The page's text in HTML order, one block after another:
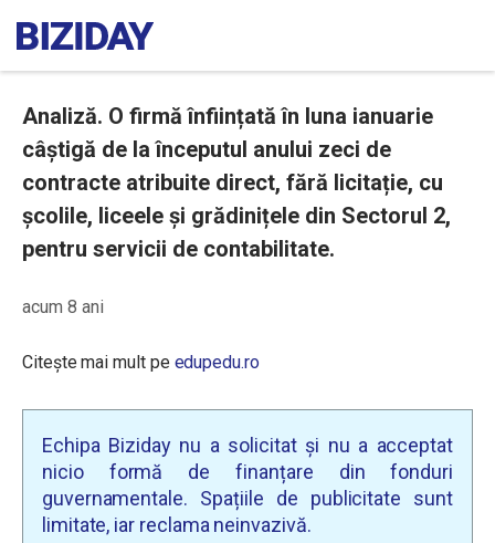
Analiză. O firmă înființată în luna ianuarie
câștigă de la începutul anului zeci de
contracte atribuite direct, fără licitație, cu
școlile, liceele și grădinițele din Sectorul 2,
pentru servicii de contabilitate.
acum 8 ani
Citește mai mult pe edupedu.ro
Echipa Biziday nu a solicitat și nu a acceptat
nicio formă de finanțare din fonduri
guvernamentale. Spațiile de publicitate sunt
limitate, iar reclama neinvazivă.